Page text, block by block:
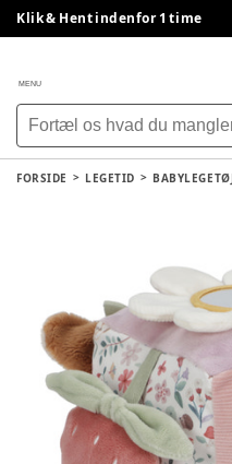
Klik & Hent indenfor 1 time
MENU
FORSIDE LEGETID